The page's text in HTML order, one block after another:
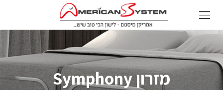
מזרון Symphony